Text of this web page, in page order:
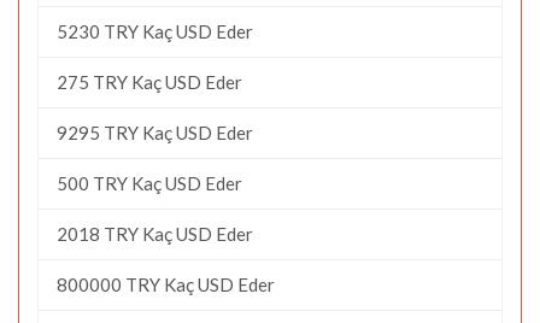
5230 TRY Kaç USD Eder
275 TRY Kaç USD Eder
9295 TRY Kaç USD Eder
500 TRY Kaç USD Eder
2018 TRY Kaç USD Eder
800000 TRY Kaç USD Eder